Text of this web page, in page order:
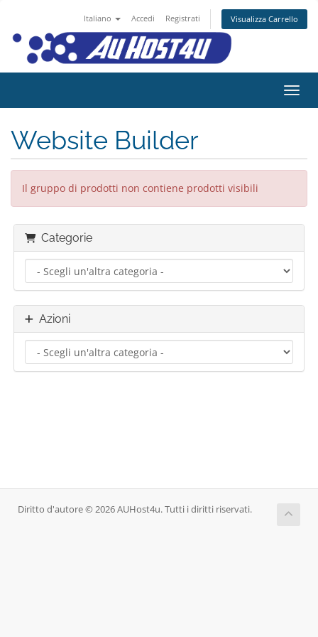
Italiano Accedi Registrati Visualizza Carrello
Website Builder
Il gruppo di prodotti non contiene prodotti visibili
Categorie
Azioni
Diritto d'autore © 2026 AUHost4u. Tutti i diritti riservati.